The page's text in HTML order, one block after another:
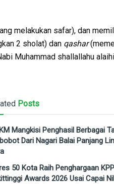
melakukan safar), dan
2 sholat) dan qashar
Muhammad shallallahu alaihi
Posts
Mangkisi Penghasil Berbagai
Dari Nagari Balai Panjang
50 Kota Raih Penghargaan
Awards 2026 Usai Capai